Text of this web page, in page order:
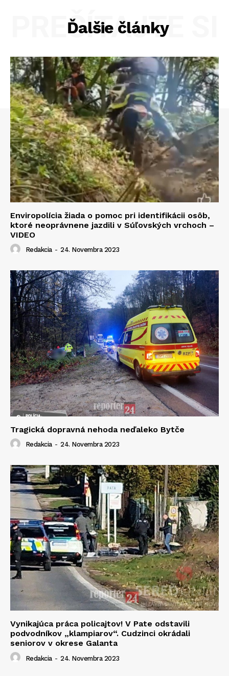
Ďalšie články
PREČÍTAJTE SI
Enviropolícia žiada o pomoc pri identifikácii osôb,
ktoré neoprávnene jazdili v Súľovských vrchoch –
VIDEO
Redakcia - 24. Novembra 2023
Tragická dopravná nehoda neďaleko Bytče
Redakcia - 24. Novembra 2023
Vynikajúca práca policajtov! V Pate odstavili
podvodníkov „klampiarov“. Cudzinci okrádali
seniorov v okrese Galanta
Redakcia - 24. Novembra 2023